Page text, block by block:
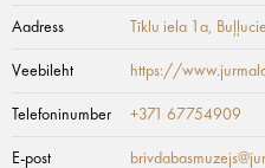
Aadress Tīklu iela 1a,
Veebileht https://
Telefoninumber +371 67754909
E-post